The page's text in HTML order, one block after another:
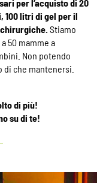
per l’acquisto di 20
100 litri di gel per il
Stiamo
50 mamme a
Non potendo
di che mantenersi.
di più!
su di te!